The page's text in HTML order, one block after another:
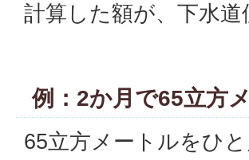
計算した額が、下水
例：2か月で65立方
65立方メートルをひ